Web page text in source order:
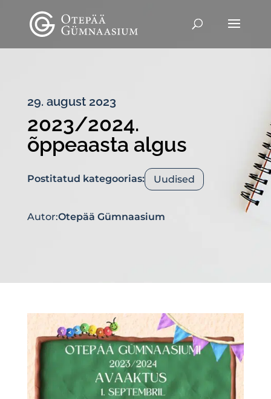
29. august 2023
2023/2024.
õppeaasta algus
Postitatud kategoorias: Uudised
Autor:Otepää Gümnaasium